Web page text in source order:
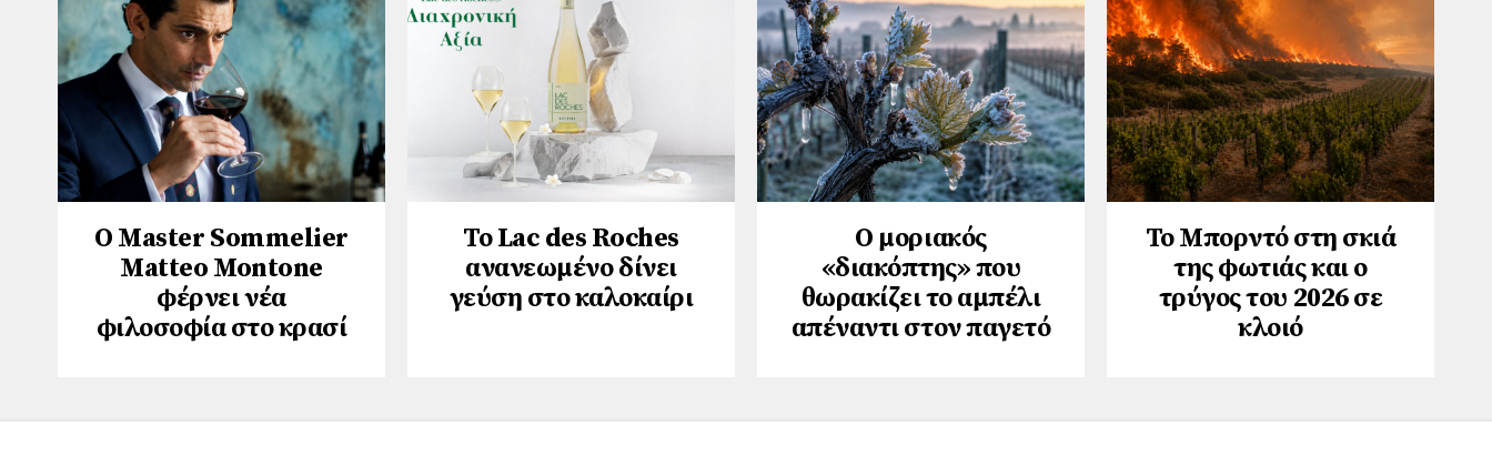
Ο Master Sommelier
Matteo Montone
φέρνει νέα
φιλοσοφία στο κρασί
Το Lac des Roches
ανανεωμένο δίνει
γεύση στο καλοκαίρι
Ο μοριακός
«διακόπτης» που
θωρακίζει το αμπέλι
απέναντι στον παγετό
Το Μπορντό στη σκιά
της φωτιάς και ο
τρύγος του 2026 σε
κλοιό